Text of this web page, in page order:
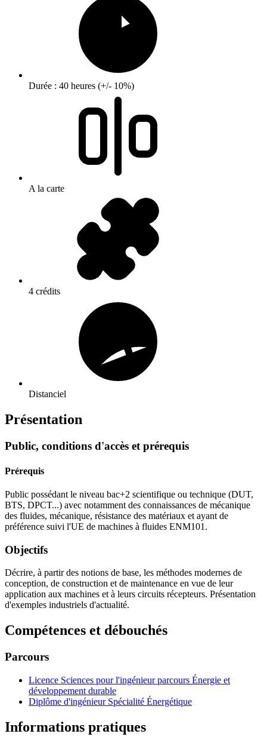
Durée : 40 heures (+/- 10%)
A la carte
4 crédits
Distanciel
Présentation
Public, conditions d'accès et prérequis
Prérequis
Public possédant le niveau bac+2 scientifique ou technique (DUT,
BTS, DPCT...) avec notamment des connaissances de mécanique
des fluides, mécanique, résistance des matériaux et ayant de
préférence suivi l'UE de machines à fluides ENM101.
Objectifs
Décrire, à partir des notions de base, les méthodes modernes de
conception, de construction et de maintenance en vue de leur
application aux machines et à leurs circuits récepteurs. Présentation
d'exemples industriels d'actualité.
Compétences et débouchés
Parcours
Licence Sciences pour l'ingénieur parcours Énergie et
développement durable
Diplôme d'ingénieur Spécialité Énergétique
Informations pratiques